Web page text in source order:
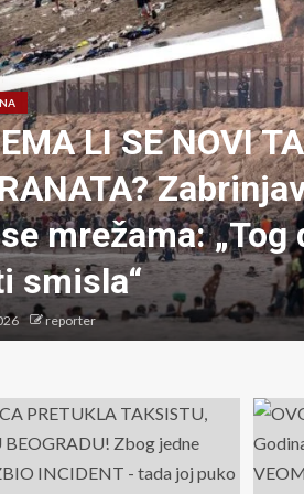
LI SE NOVI
mrežama: „Tog
smisla“
reporter